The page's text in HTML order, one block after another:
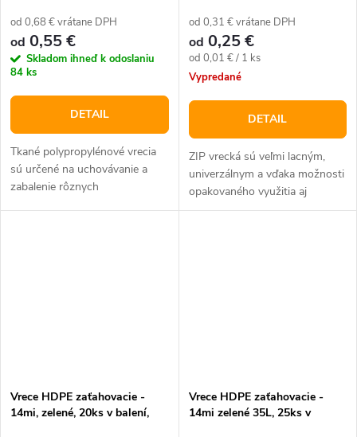
od 0,68 € vrátane DPH
od 0,55 €
Skladom ihneď k odoslaniu
84 ks
DETAIL
Tkané polypropylénové vrecia
sú určené na uchovávanie a
zabalenie rôznych
od 0,31 € vrátane DPH
od 0,25 €
Jednotková
cena:
od 0,01 € / 1 ks
Vypredané
DETAIL
ZIP vrecká sú veľmi lacným,
univerzálnym a vďaka možnosti
opakovaného využitia aj
ekologickým obalom. Balenie
Vrece HDPE zaťahovacie -
14mi, zelené, 20ks v balení,
Vrece HDPE zaťahovacie -
14mi zelené 35L, 25ks v